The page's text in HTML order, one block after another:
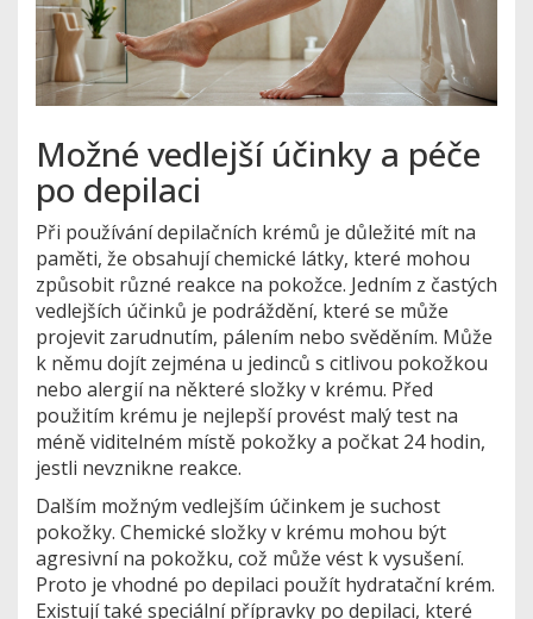
Možné vedlejší účinky a péče
po depilaci
Při používání depilačních krémů je důležité mít na
paměti, že obsahují chemické látky, které mohou
způsobit různé reakce na pokožce. Jedním z častých
vedlejších účinků je podráždění, které se může
projevit zarudnutím, pálením nebo svěděním. Může
k němu dojít zejména u jedinců s citlivou pokožkou
nebo alergií na některé složky v krému. Před
použitím krému je nejlepší provést malý test na
méně viditelném místě pokožky a počkat 24 hodin,
jestli nevznikne reakce.
Dalším možným vedlejším účinkem je suchost
pokožky. Chemické složky v krému mohou být
agresivní na pokožku, což může vést k vysušení.
Proto je vhodné po depilaci použít hydratační krém.
Existují také speciální přípravky po depilaci, které